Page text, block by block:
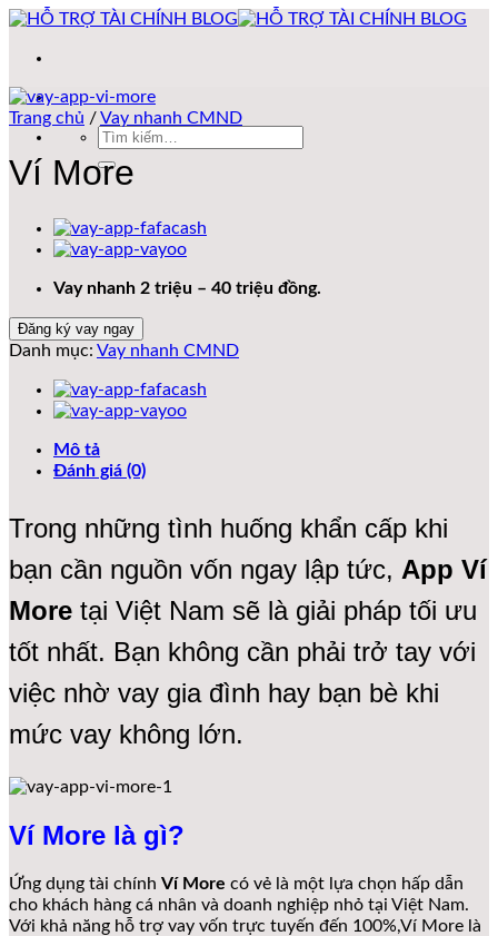
Bỏ
Tìm
Trang chủ /Vay nhanh CMND
Ví More
Vay nhanh 2 triệu – 40 triệu đồng.
Đăng ký vay ngay
Danh mục: Vay nhanh CMND
Mô tả
Đánh giá (0)
Trong những tình huống khẩn cấp khi
bạn cần nguồn vốn ngay lập tức, App Ví
More tại Việt Nam sẽ là giải pháp tối ưu
tốt nhất. Bạn không cần phải trở tay với
việc nhờ vay gia đình hay bạn bè khi
mức vay không lớn.
Ví More là gì?
Ứng dụng tài chính Ví More có vẻ là một lựa chọn hấp dẫn
cho khách hàng cá nhân và doanh nghiệp nhỏ tại Việt Nam.
Với khả năng hỗ trợ vay vốn trực tuyến đến 100%,Ví More là